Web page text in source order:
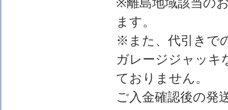
ます。
※また、代引きで
ガレージジャッキ
ておりません。
ご入金確認後の発